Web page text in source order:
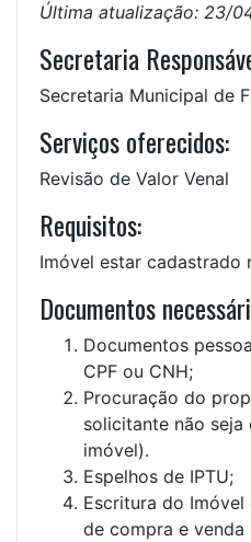
Última atualização: 23/
Secretaria
Secretaria Municipal de
Serviços oferecidos:
Revisão de Valor Venal
Requisitos:
Imóvel estar cadastrado
Documentos
Documentos
CPF ou CNH;
Procuração do
solicitante não
imóvel).
Espelhos de IPTU;
Escritura do
de compra e